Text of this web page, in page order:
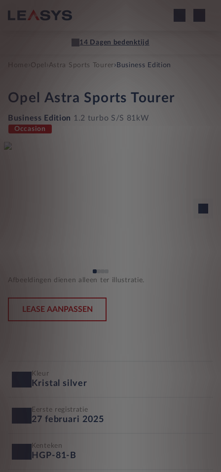
14 Dagen bedenktijd
Home › Opel › Astra Sports Tourer› Business Edition
Opel Astra Sports Tourer
Business Edition 1.2 turbo S/S 81kW
Occasion
Afbeeldingen dienen alleen ter illustratie.
LEASE AANPASSEN
Kleur
Kristal silver
Eerste registratie
27 februari 2025
Kenteken
HGP-81-B